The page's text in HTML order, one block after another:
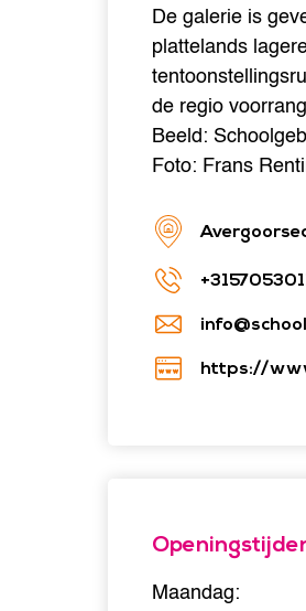
De galerie is
plattelands
de regio
Beeld:
Foto: Frans
https://
Maandag: